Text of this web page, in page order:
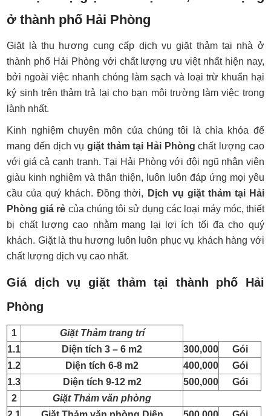
ở thành phố Hải Phòng
Giặt là thu hương cung cấp dịch vụ giặt thảm tại nhà ở
thành phố Hải Phòng với chất lượng ưu việt nhất hiện nay,
bởi ngoài việc nhanh chóng làm sạch và loại trừ khuẩn hại
ký sinh trên thảm trả lại cho bạn môi trường làm việc trong
lành nhất.
Kinh nghiệm chuyên môn của chúng tôi là chìa khóa để
mang đến dịch vụ giặt thảm tại Hải Phòng chất lượng cao
với giá cả cạnh tranh. Tại Hải Phòng với đội ngũ nhân viên
giàu kinh nghiệm và thân thiện, luôn luôn đáp ứng mọi yêu
cầu của quý khách. Đồng thời,
Dịch vụ giặt thảm tại Hải
Phòng giá rẻ của chúng tôi sử dụng các loại máy móc, thiết
bị chất lượng cao nhằm mang lại lợi ích tối đa cho quý
khách. Giặt là thu hương luôn luôn phục vụ khách hàng với
chất lượng dịch vụ cao nhất.
Giá dịch vụ giặt thảm tại thành phố Hải
Phòng
1
Giặt Thảm trang trí
1.1
Diện tích 3 – 6 m2 300,000
Gói
1.2
Diện tích 6-8 m2 400,000
Gói
1.3
Diện tích 9-12 m2 500,000
Gói
2
Giặt Thảm văn phòng